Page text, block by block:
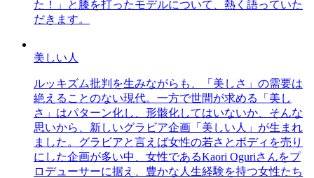
た！」と膝を打ったモデルについて、熱く語っていた
だきます。
美しい人
ルッキズム批判を生みながらも、「美しさ」の需要は
絶えることのない現代。一方で世間が求める「美し
さ」はパターン化し、形骸化してはいないか、そんな
思いから、新しいグラビア企画「美しい人」が生まれ
ました。グラビアと言えば女性の若さとボディを売り
にした企画が多い中、女性であるKaori Oguriさんをプ
ロデューサーに据え、豊かな人生経験を持つ女性たち